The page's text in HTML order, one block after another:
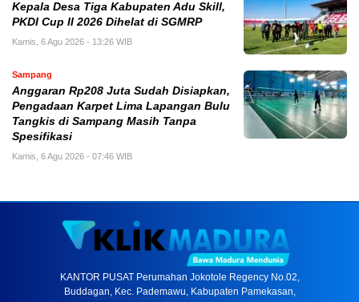
Kepala Desa Tiga Kabupaten Adu Skill,
PKDI Cup II 2026 Dihelat di SGMRP
Kamis, 6 Agu 2026 - 13:26 WIB
Sampang
Anggaran Rp208 Juta Sudah Disiapkan,
Pengadaan Karpet Lima Lapangan Bulu
Tangkis di Sampang Masih Tanpa
Spesifikasi
Kamis, 6 Agu 2026 - 07:46 WIB
KANTOR PUSAT Perumahan Jokotole Regency No.02,
Buddagan, Kec. Pademawu, Kabupaten Pamekasan,